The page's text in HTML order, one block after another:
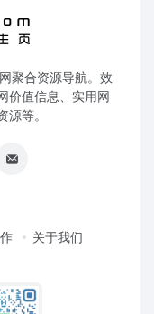
聚合资源导航。效
价值信息、实用网
等。
关于我们